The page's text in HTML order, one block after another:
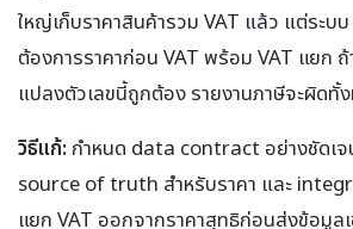
ใหญ่เก็บราคาสินค้ารวม VAT แล้ว แต่ระบบ
ต้องการราคาก่อน VAT พร้อม VAT แยก
แปลงตัวเลขนี้ถูกต้อง รายงานภาษีจะผิดทั้
วิธีแก้: กำหนด data contract อย่างชัดเจ
source of truth สำหรับราคา และ
แยก VAT ออกจากราคาสุทธิก่อนส่งข้อมูลเ